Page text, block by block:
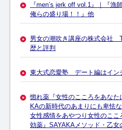
『men’s jerk off vol.1』｜『漁
俺らの盛り場！！』他
男女の潮吹き講座の株式会社
歴と評判
東大式恋愛塾 デート編はイン
惚れ薬『女性のこころをあな
KAの新時代のあまりにも卑怯
女性感情をあやつり女性のこ
効薬』SAYAKAメソッド・乙